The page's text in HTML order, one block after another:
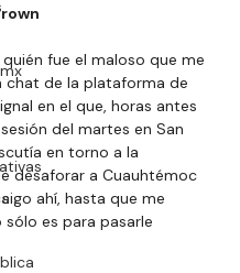
fue el maloso que me
chat de la plataforma de
en el que, horas antes
del martes en San
en torno a la
desaforar a Cuauhtémoc
ahí, hasta que me
sólo es para pasarle